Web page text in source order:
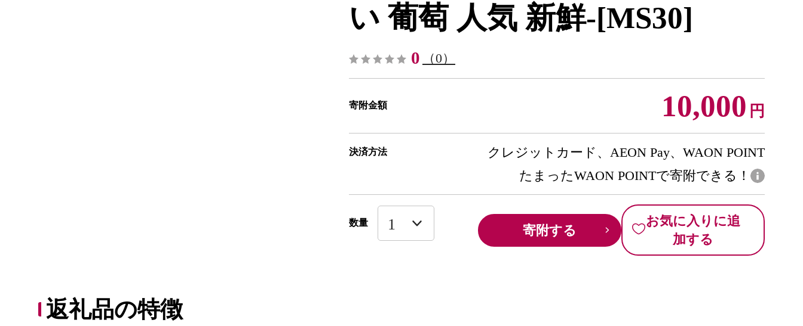
い 葡萄 人気 新鮮-[MS30]
0 （0）
寄附金額 10,000 円
決済方法
クレジットカード、AEON Pay、WAON POINT
たまったWAON POINTで寄附できる！
数量 寄附する
お気に入りに追
加する
返礼品の特徴